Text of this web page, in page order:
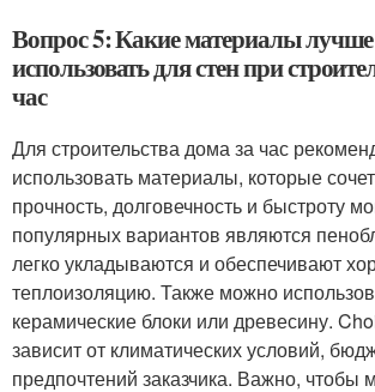
Вопрос 5: Какие материалы лучше
использовать для стен при
час
Для строительства дома за час
использовать материалы, которые
прочность, долговечность и быстроту
популярных вариантов являются
легко укладываются и обеспечивают
теплоизоляцию. Также можно
керамические блоки или древесину.
зависит от климатических условий,
предпочтений заказчика. Важно, чтобы